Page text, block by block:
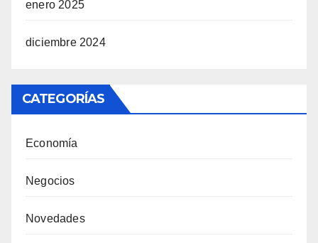
enero 2025
diciembre 2024
CATEGORÍAS
Economía
Negocios
Novedades